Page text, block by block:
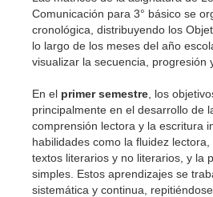
Comunicación para 3° básico se
cronológica, distribuyendo los
lo largo de los meses del año
visualizar la secuencia, progresión
En el primer semestre , los
principalmente en el desarrollo de
comprensión lectora y la escritura
habilidades como la fluidez
textos literarios y no literarios, y la
simples. Estos aprendizajes se
sistemática y continua,